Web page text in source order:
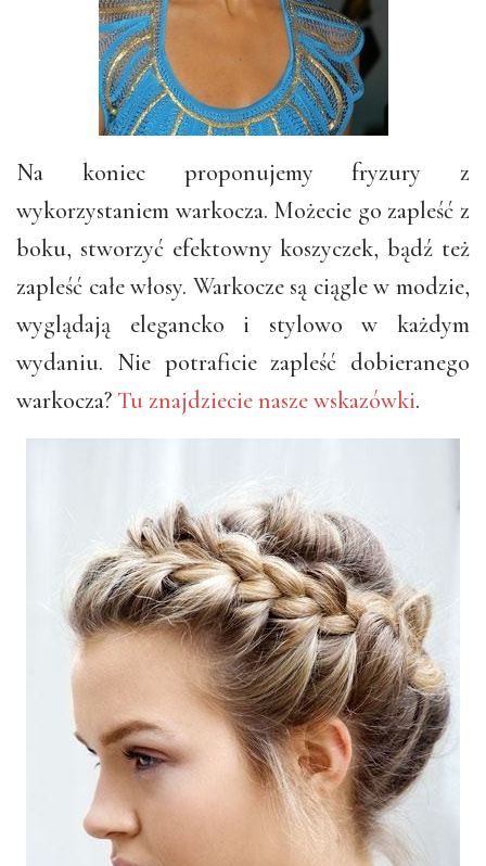
Na koniec proponujemy fryzury z
wykorzystaniem warkocza. Możecie go zapleść z
boku, stworzyć efektowny koszyczek, bądź też
zapleść całe włosy. Warkocze są ciągle w modzie,
wyglądają elegancko i stylowo w każdym
wydaniu. Nie potraficie zapleść dobieranego
warkocza?Tu znajdziecie nasze wskazówki.